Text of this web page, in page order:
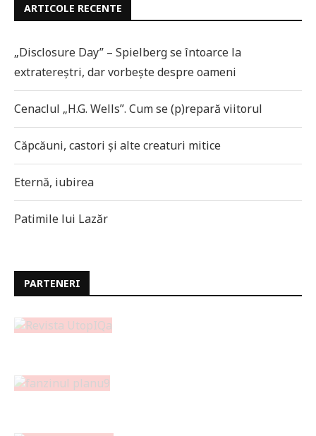
ARTICOLE RECENTE
„Disclosure Day” – Spielberg se întoarce la
extratereștri, dar vorbește despre oameni
Cenaclul „H.G. Wells”. Cum se (p)repară viitorul
Căpcăuni, castori și alte creaturi mitice
Eternă, iubirea
Patimile lui Lazăr
PARTENERI